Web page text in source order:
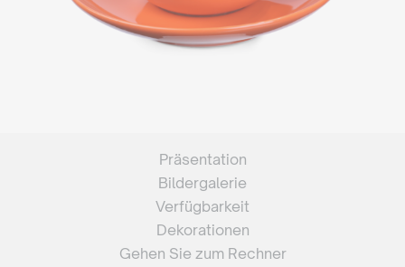
Präsentation
Bildergalerie
Verfügbarkeit
Dekorationen
Gehen Sie zum Rechner